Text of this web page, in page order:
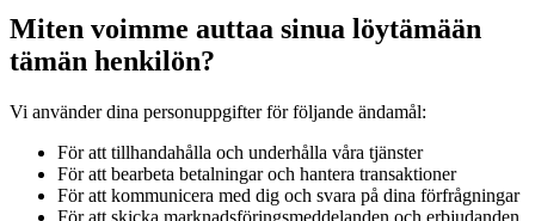
Miten voimme auttaa sinua löytämään
tämän henkilön?
Vi använder dina personuppgifter för följande ändamål:
För att tillhandahålla och underhålla våra tjänster
För att bearbeta betalningar och hantera transaktioner
För att kommunicera med dig och svara på dina förfrågningar
För att skicka marknadsföringsmeddelanden och erbjudanden